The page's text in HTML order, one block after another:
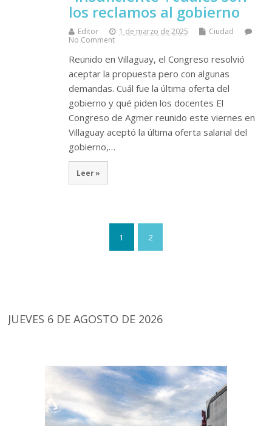
los reclamos al gobierno
Editor 1 de marzo de 2025
Ciudad
No Comment
Reunido en Villaguay, el Congreso resolvió
aceptar la propuesta pero con algunas
demandas. Cuál fue la última oferta del
gobierno y qué piden los docentes El
Congreso de Agmer reunido este viernes en
Villaguay aceptó la última oferta salarial del
gobierno,…
Leer »
1 2
JUEVES 6 DE AGOSTO DE 2026